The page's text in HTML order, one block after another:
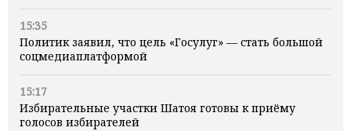
15:35
Политик заявил, что цель «Госулуг» — стать большой
соцмедиаплатформой
15:17
Избирательные участки Шатоя готовы к приёму
голосов избирателей